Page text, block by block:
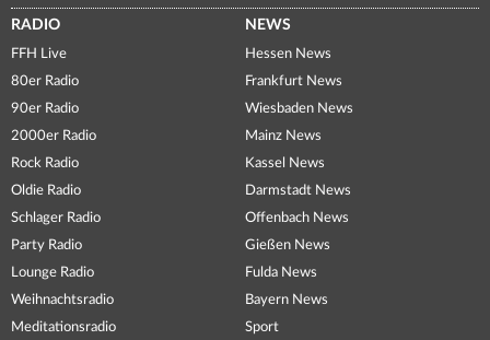
RADIO
FFH Live
80er Radio
90er Radio
2000er Radio
Rock Radio
Oldie Radio
Schlager Radio
Party Radio
Lounge Radio
Weihnachtsradio
Meditationsradio
NEWS
Hessen News
Frankfurt News
Wiesbaden News
Mainz News
Kassel News
Darmstadt News
Offenbach News
Gießen News
Fulda News
Bayern News
Sport